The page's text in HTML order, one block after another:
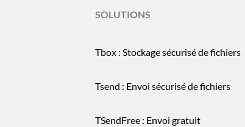
SOLUTIONS
Tbox : Stockage sécurisé de fichiers
Tsend : Envoi sécurisé de fichiers
TSendFree : Envoi gratuit